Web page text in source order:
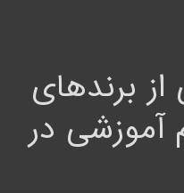
برندهای
آموزشی در